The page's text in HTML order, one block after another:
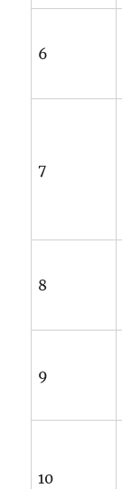
6
7
8
9
10